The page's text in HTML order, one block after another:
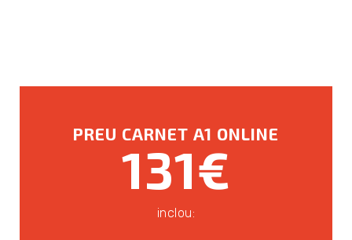
PREU CARNET A1 ONLINE
131€
inclou: